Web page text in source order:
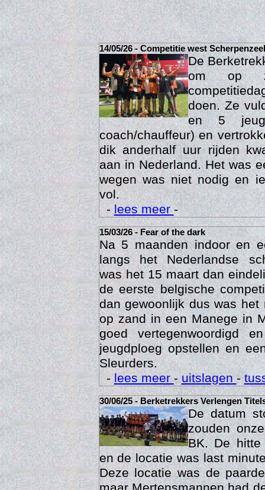
14/05/26 - Competitie west Scherpenzeel
De
om op
doen. Ze
en 5
coach/chauffeur) en
dik anderhalf uur rijden
aan in Nederland. Het was
wegen was niet nodig en
vol.
-lees meer-
15/03/26 - Fear of the dark
Na 5 maanden indoor en
langs het Nederlandse
was het 15 maart dan
de eerste belgische
dan gewoonlijk dus was
op zand in een Manege in
goed vertegenwoordigd
jeugdploeg opstellen en
Sleurders.
- lees meer -uitslagen -
30/06/25 - Berketrekkers Verlengen
De datum
zouden
BK. De
en de locatie was last
Deze locatie was de